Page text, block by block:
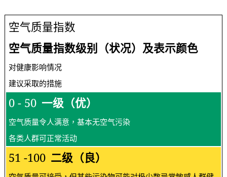
空气质量指数
空气质量指数级别（状况）及表示颜色
对健康影响情况
建议采取的措施
0 - 50 一级（优）
空气质量令人满意，基本无空气污染
各类人群可正常活动
51 -100 二级（良）